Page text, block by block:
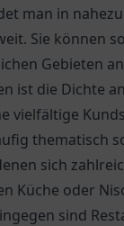
man in
Sie können
Gebieten
ist die Dichte
vielfältige
thematisch
sich
Küche oder
sind